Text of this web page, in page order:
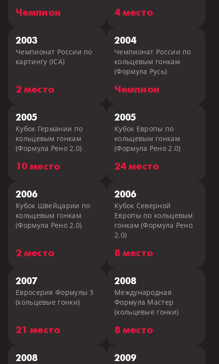
Чемпион
4 место
2003
Чемпионат России по
картингу (ICA)
2 место
2004
Чемпионат России по
кольцевым гонкам
(Формула Русь)
Чемпион
2005
Кубок Германии по
кольцевым гонкам
(Формула Рено 2.0)
10 место
2005
Кубок Европы по
кольцевым гонкам
(Формула Рено 2.0)
24 место
2006
Кубок Швейцарии по
кольцевым гонкам
(Формула Рено 2.0)
2 место
2006
Кубок Северной
Европы по кольцевым
гонкам (Формула Рено
2.0)
8 место
2007
Евросерия Формулы 3
(кольцевые гонки)
21 место
2008
Международная
Формула Мастер
(кольцевые гонки)
8 место
2008 2009